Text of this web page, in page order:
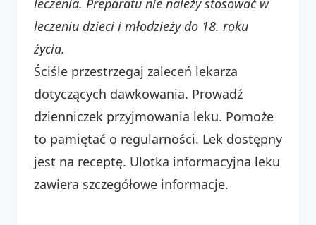
leczeniu dzieci i młodzieży do 18. roku
życia.
Ściśle przestrzegaj zaleceń lekarza
dotyczących dawkowania. Prowadź
dzienniczek przyjmowania leku. Pomoże
to pamiętać o regularności. Lek dostępny
jest na receptę. Ulotka informacyjna leku
zawiera szczegółowe informacje.